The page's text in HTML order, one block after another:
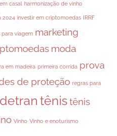
casal harmonização de vinho
2024 investir em criptomoedas IRRF
para viagem marketing
moda
em madeira primeira corrida prova
de proteção regras para
tênis tênis
Vinho Vinho e enoturismo